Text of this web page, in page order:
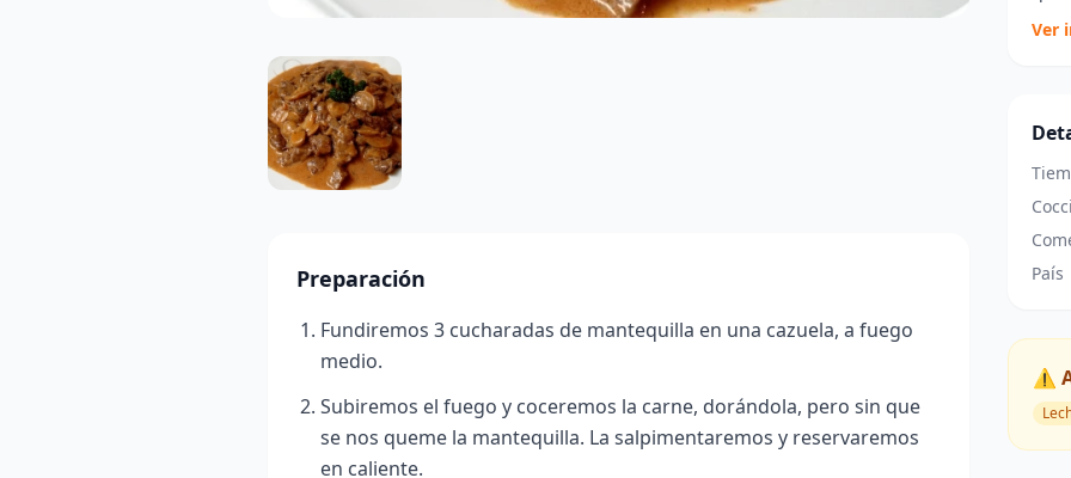
Preparación
Fundiremos 3 cucharadas de mantequilla en una cazuela, a fuego
medio.
Subiremos el fuego y coceremos la carne, dorándola, pero sin que
se nos queme la mantequilla. La salpimentaremos y reservaremos
en caliente.
Ver
País
⚠️